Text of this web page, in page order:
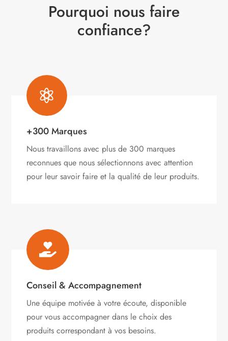
Pourquoi nous faire
confiance?

+300 Marques
Nous travaillons avec plus de 300 marques
reconnues que nous sélectionnons avec attention
pour leur savoir faire et la qualité de leur produits.

Conseil & Accompagnement
Une équipe motivée à votre écoute, disponible
pour vous accompagner dans le choix des
produits correspondant à vos besoins.